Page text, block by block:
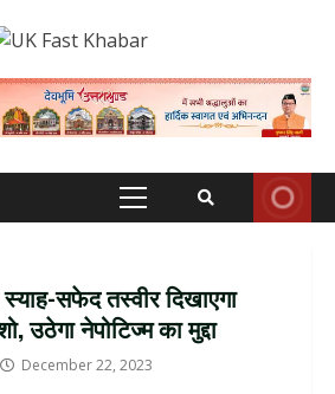
Primary
सफेद तस्वीर दिखाएगा
उठेगा नेपोटिज्म का मुद्दा
December 22, 2023